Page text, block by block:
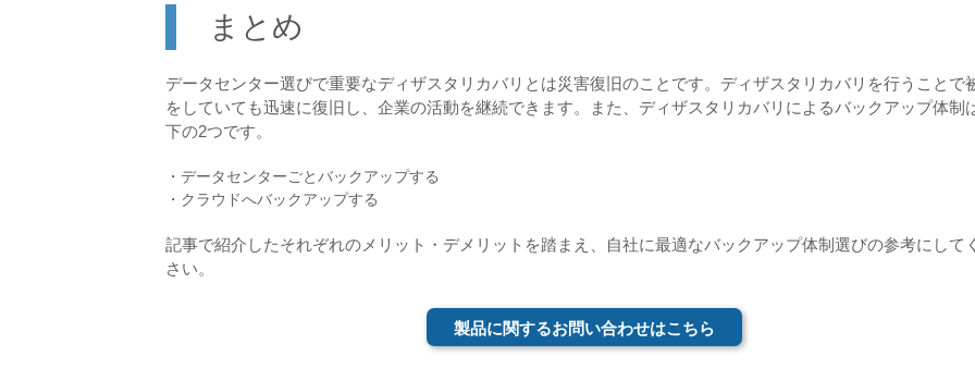
まとめ
データセンター選びで重要なディザスタリカバリとは災害復旧のことです。ディザスタリカバリを行うことで
をしていても迅速に復旧し、企業の活動を継続できます。また、ディザスタリカバリによるバックアップ体制
下の2つです。
・データセンターごとバックアップする
・クラウドへバックアップする
記事で紹介したそれぞれのメリット・デメリットを踏まえ、自社に最適なバックアップ体制選びの参考にして
さい。
製品に関するお問い合わせはこちら